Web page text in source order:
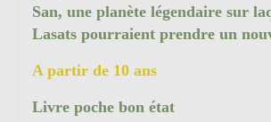
San, une planète légendaire sur
Lasats pourraient prendre un
A partir de 10 ans
Livre poche bon état